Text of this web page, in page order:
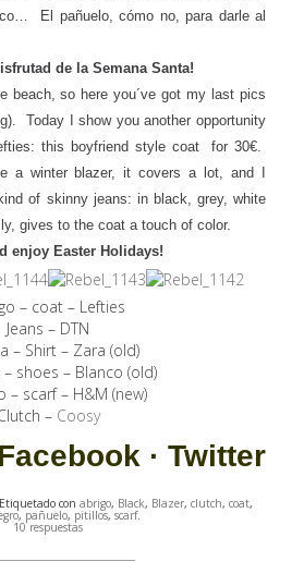
El pañuelo, cómo no, para darle al
de la Semana Santa!
beach, so here you´ve got my last pics
Today I show you another opportunity
this boyfriend style coat for 30€.
a winter blazer, it covers a lot, and I
of skinny jeans: in black, grey, white
gives to the coat a touch of color.
enjoy Easter Holidays!
– coat – Lefties
Jeans – DTN
– Shirt – Zara (old)
shoes – Blanco (old)
– scarf – H&M (new)
– Coosy
· Twitter
con abrigo, Black, Blazer, clutch, coat,
, pañuelo, pitillos, scarf.
10 respuestas